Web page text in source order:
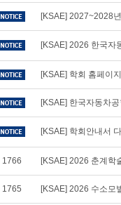
[KSAE] 2027~2028
[KSAE] 2026 한국자
[KSAE] 학회 홈페이
[KSAE] 한국자동차
[KSAE] 학회안내서
1766 [KSAE] 2026 춘계학
1765 [KSAE] 2026 수소모